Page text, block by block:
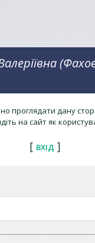
проглядати дану
на сайт як
[ ВХІД ]